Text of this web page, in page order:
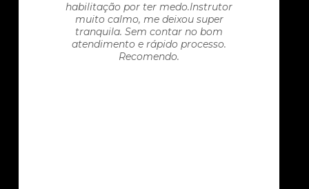
habilitação por ter medo.Instrutor
muito calmo, me deixou super
tranquila. Sem contar no bom
atendimento e rápido processo.
Recomendo.